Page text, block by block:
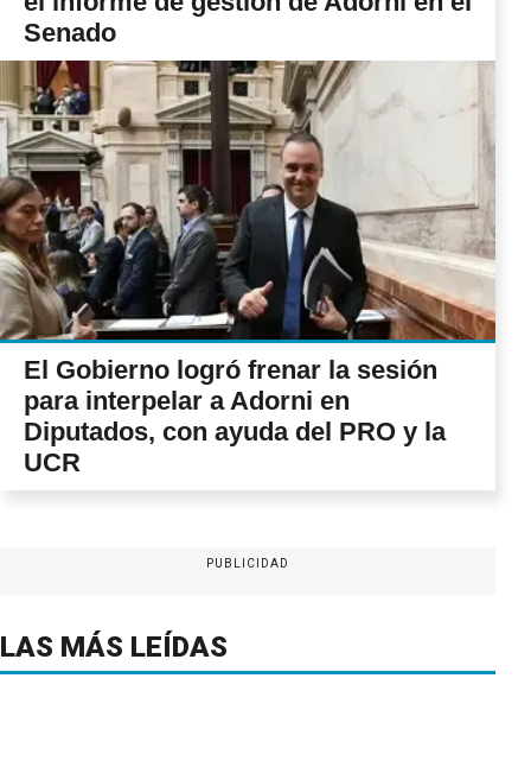
Senado
El Gobierno logró frenar la sesión
para interpelar a Adorni en
Diputados, con ayuda del PRO y la
UCR
PUBLICIDAD
LAS MÁS LEÍDAS